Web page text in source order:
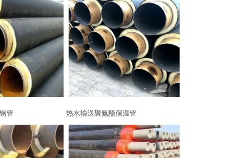
管 热水输送聚氨酯保温管